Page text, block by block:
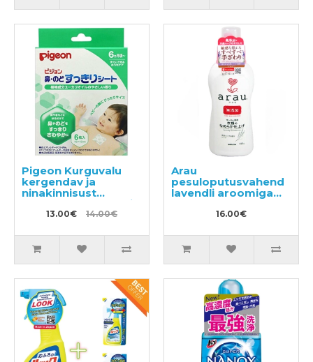
Pigeon Kurguvalu
kergendav ja
ninakinnisust
vähendav eukalüpti
õli sisaldav plaaster
elukuust 6 tk
13.00€ 14.00€
Arau
pesuloputusvahend
lavendli aroomiga
16.00€